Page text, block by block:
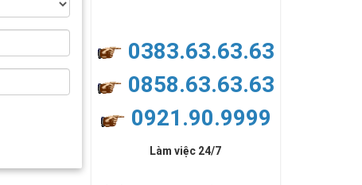
0383.63.63.63
0858.63.63.63
0921.90.9999
Làm việc 24/7